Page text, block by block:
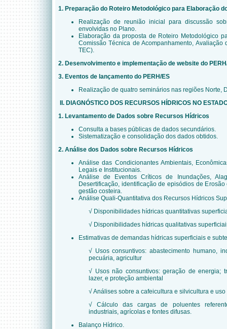
1. Preparação do Roteiro Metodológico para Elaboração
Realização de reunião inicial para discussão
envolvidas no Plano.
Elaboração da proposta de Roteiro Metodológico
Comissão Técnica de Acompanhamento, Avaliação
TEC).
2. Desenvolvimento e implementação de website do
3. Eventos de lançamento do PERH/ES
Realização de quatro seminários nas regiões Norte,
II. DIAGNÓSTICO DOS RECURSOS HÍDRICOS NO
1. Levantamento de Dados sobre Recursos Hídricos
Consulta a bases públicas de dados secundários.
Sistematização e consolidação dos dados obtidos.
2. Análise dos Dados sobre Recursos Hídricos
Análise das Condicionantes Ambientais,
Legais e Institucionais.
Análise de Eventos Críticos de Inundações,
Desertificação, identificação de episódios de
gestão costeira.
Análise Quali-Quantitativa dos Recursos Hídricos
√ Disponibilidades hídricas quantitativas
√ Disponibilidades hídricas qualitativas
Estimativas de demandas hídricas superficiais e
√ Usos consuntivos: abastecimento humano,
pecuária, agricultur
√ Usos não consuntivos: geração de energia;
lazer, e proteção ambiental
√ Análises sobre a cafeicultura e silvicultura e
√ Cálculo das cargas de poluentes
industriais, agrícolas e fontes difusas.
Balanço Hídrico.